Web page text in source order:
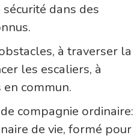
dans des
à traverser la
les escaliers, à
commun.
compagnie ordinaire:
de vie, formé pour